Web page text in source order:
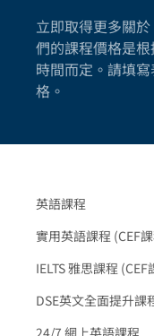
立即取得更多關
們的課程價格是
時間而定。請填
格。
英語課程
實用英語課程 (CEF
IELTS 雅思課程 (CEF
DSE英文全面提升課
24/7 網上英語課程